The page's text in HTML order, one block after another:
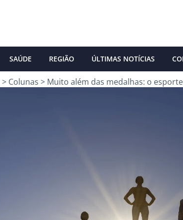
SAÚDE REGIÃO ÚLTIMAS NOTÍCIAS
> Colunas > Muito além das medalhas: o